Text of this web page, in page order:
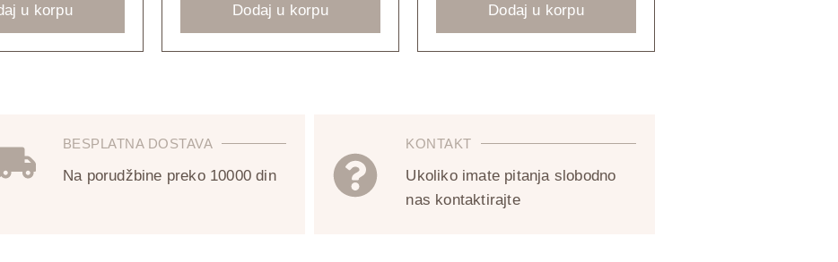
u korpu Dodaj u korpu Dodaj u korpu
BESPLATNA DOSTAVA
Na porudžbine preko 10000 din
KONTAKT
Ukoliko imate pitanja slobodno
nas kontaktirajte